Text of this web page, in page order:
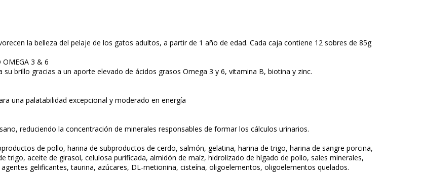
la belleza del pelaje de los gatos adultos, a partir de 1 año de edad. Cada caja contiene 12 sobres de 85g
OMEGA 3 & 6
su brillo gracias a un aporte elevado de ácidos grasos Omega 3 y 6, vitamina B, biotina y zinc.
una palatabilidad excepcional y moderado en energía
reduciendo la concentración de minerales responsables de formar los cálculos urinarios.
de pollo, harina de subproductos de cerdo, salmón, gelatina, harina de trigo, harina de sangre porcina,
trigo, aceite de girasol, celulosa purificada, almidón de maíz, hidrolizado de hígado de pollo, sales minerales,
gelificantes, taurina, azúcares, DL-metionina, cisteína, oligoelementos, oligoelementos quelados.